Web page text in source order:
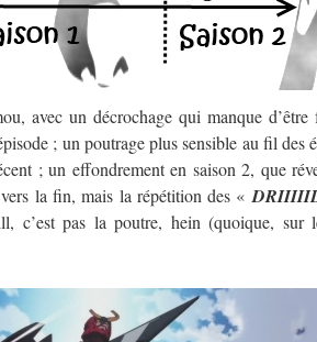
avec un décrochage qui manque d’être
; un poutrage plus sensible au fil des
; un effondrement en saison 2, que
la fin, mais la répétition des «
c’est pas la poutre, hein (quoique, sur